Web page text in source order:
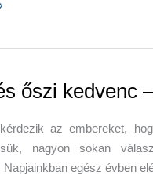
őszi kedvenc
az embereket,
nagyon sokan
Napjainkban egész évben